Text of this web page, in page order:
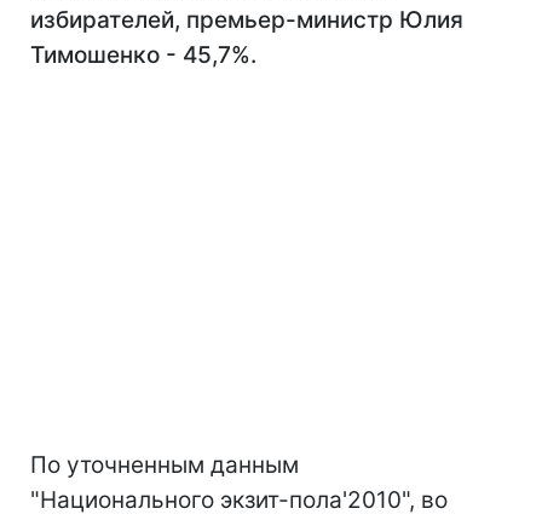
избирателей, премьер-министр Юлия
Тимошенко - 45,7%.
По уточненным данным
"Национального экзит-пола'2010", во